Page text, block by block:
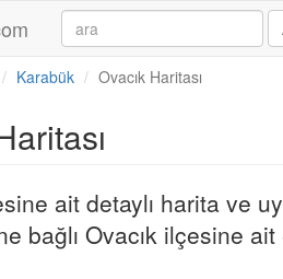
Karabük Ovacık Haritası
ait detaylı harita ve
bağlı Ovacık ilçesine